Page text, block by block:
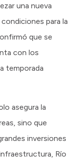
una nueva
para la
que se
con los
temporada
asegura la
sino que
inversiones
Río